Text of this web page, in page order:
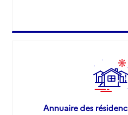
Annuaire des